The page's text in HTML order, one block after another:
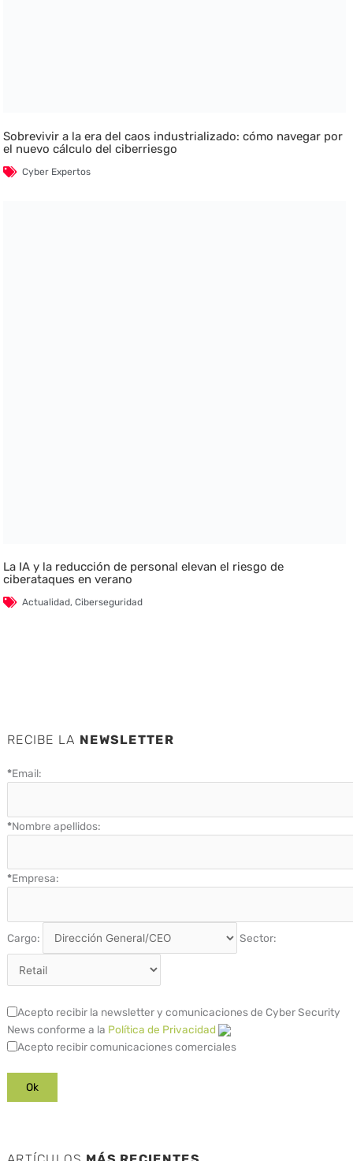
Sobrevivir a la era del caos industrializado: cómo navegar por
el nuevo cálculo del ciberriesgo
Cyber Expertos
La IA y la reducción de personal elevan el riesgo de
ciberataques en verano
Actualidad,Ciberseguridad
RECIBE LA NEWSLETTER
*Email:
*Nombre apellidos:
*Empresa:
Cargo: Sector:
Acepto recibir la newsletter y comunicaciones de Cyber Security
News conforme a la Política de Privacidad
Acepto recibir comunicaciones comerciales